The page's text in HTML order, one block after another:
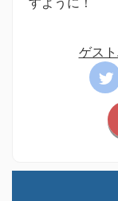
ゲス